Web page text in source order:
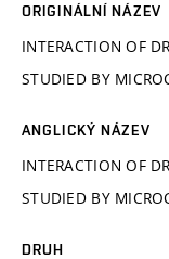
ORIGINÁLNÍ NÁZEV
INTERACTION OF
STUDIED BY
ANGLICKÝ NÁZEV
INTERACTION OF
STUDIED BY
DRUH